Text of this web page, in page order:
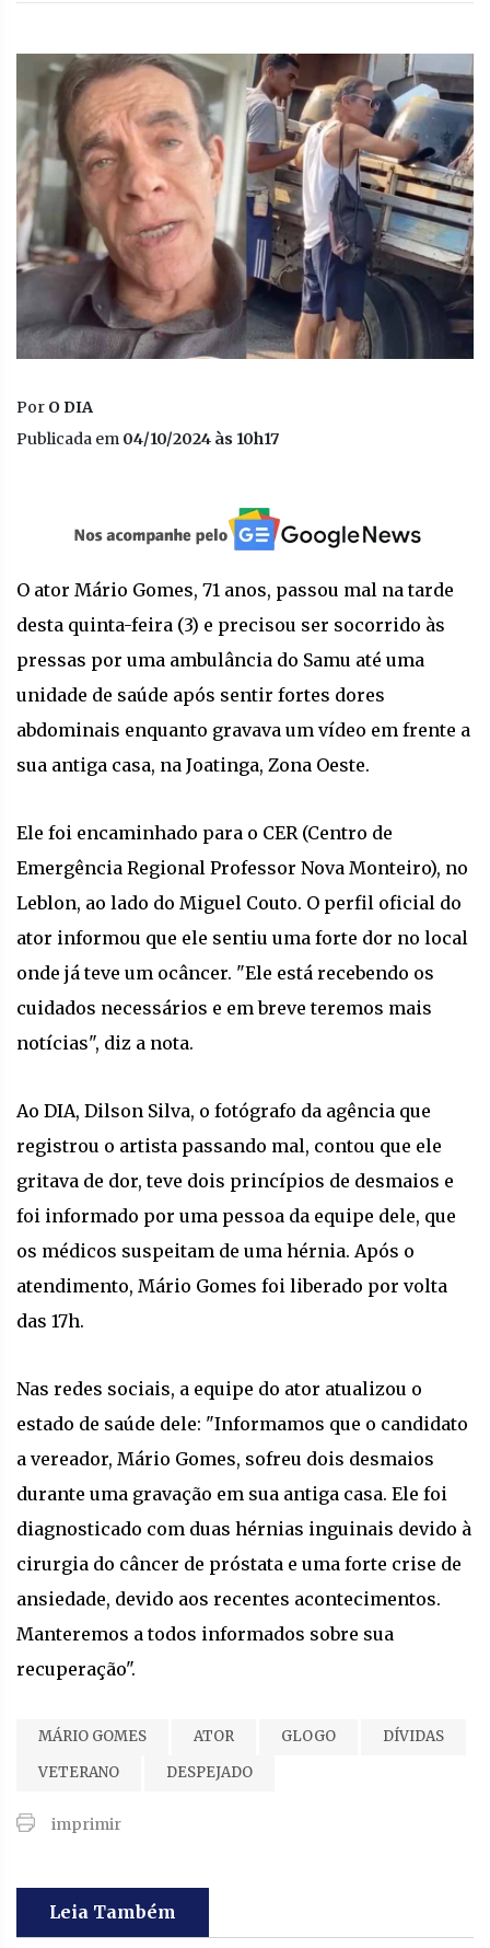
Por O DIA
Publicada em 04/10/2024 às 10h17
O ator Mário Gomes, 71 anos, passou mal na tarde
desta quinta-feira (3) e precisou ser socorrido às
pressas por uma ambulância do Samu até uma
unidade de saúde após sentir fortes dores
abdominais enquanto gravava um vídeo em frente a
sua antiga casa, na Joatinga, Zona Oeste.
Ele foi encaminhado para o CER (Centro de
Emergência Regional Professor Nova Monteiro), no
Leblon, ao lado do Miguel Couto. O perfil oficial do
ator informou que ele sentiu uma forte dor no local
onde já teve um ocâncer. "Ele está recebendo os
cuidados necessários e em breve teremos mais
notícias", diz a nota.
Ao DIA, Dilson Silva, o fotógrafo da agência que
registrou o artista passando mal, contou que ele
gritava de dor, teve dois princípios de desmaios e
foi informado por uma pessoa da equipe dele, que
os médicos suspeitam de uma hérnia. Após o
atendimento, Mário Gomes foi liberado por volta
das 17h.
Nas redes sociais, a equipe do ator atualizou o
estado de saúde dele: "Informamos que o candidato
a vereador, Mário Gomes, sofreu dois desmaios
durante uma gravação em sua antiga casa. Ele foi
diagnosticado com duas hérnias inguinais devido à
cirurgia do câncer de próstata e uma forte crise de
ansiedade, devido aos recentes acontecimentos.
Manteremos a todos informados sobre sua
recuperação".
MÁRIO GOMES ATOR GLOGO
DÍVIDAS
VETERANO
DESPEJADO
imprimir
Leia Também